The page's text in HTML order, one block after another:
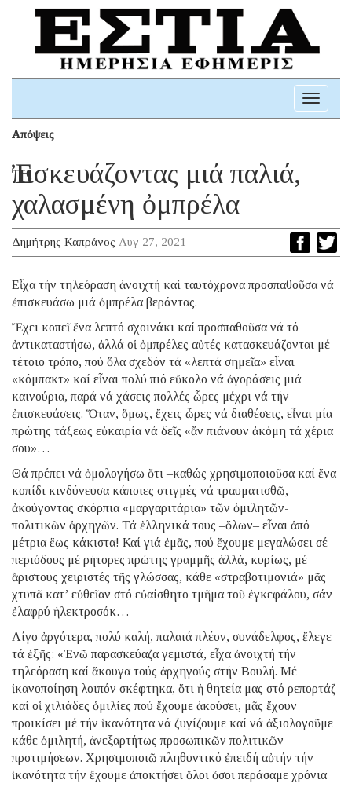
Toggle
Απόψεις
Ἐπισκευάζοντας μιά παλιά,
χαλασμένη ὀμπρέλα
Δημήτρης Καπράνος Αυγ 27, 2021
Εἶχα τήν τηλεόραση ἀνοιχτή καί ταυτόχρονα προσπαθοῦσα νά
ἐπισκευάσω μιά ὀμπρέλα βεράντας.
Ἔχει κοπεῖ ἕνα λεπτό σχοινάκι καί προσπαθοῦσα νά τό
ἀντικαταστήσω, ἀλλά οἱ ὀμπρέλες αὐτές κατασκευάζονται μέ
τέτοιο τρόπο, πού ὅλα σχεδόν τά «λεπτά σημεῖα» εἶναι
«κόμπακτ» καί εἶναι πολύ πιό εὔκολο νά ἀγοράσεις μιά
καινούρια, παρά νά χάσεις πολλές ὧρες μέχρι νά τήν
ἐπισκευάσεις. Ὅταν, ὅμως, ἔχεις ὧρες νά διαθέσεις, εἶναι μία
πρώτης τάξεως εὐκαιρία νά δεῖς «ἄν πιάνουν ἀκόμη τά χέρια
σου»…
Θά πρέπει νά ὁμολογήσω ὅτι –καθώς χρησιμοποιοῦσα καί ἕνα
κοπίδι κινδύνευσα κάποιες στιγμές νά τραυματισθῶ,
ἀκούγοντας σκόρπια «μαργαριτάρια» τῶν ὁμιλητῶν-
πολιτικῶν ἀρχηγῶν. Τά ἑλληνικά τους –ὅλων– εἶναι ἀπό
μέτρια ἕως κάκιστα! Καί γιά ἐμᾶς, πού ἔχουμε μεγαλώσει σέ
περιόδους μέ ρήτορες πρώτης γραμμῆς ἀλλά, κυρίως, μέ
ἄριστους χειριστές τῆς γλώσσας, κάθε «στραβοτιμονιά» μᾶς
χτυπᾶ κατ’ εὐθεῖαν στό εὐαίσθητο τμῆμα τοῦ ἐγκεφάλου, σάν
ἐλαφρύ ἠλεκτροσόκ…
Λίγο ἀργότερα, πολύ καλή, παλαιά πλέον, συνάδελφος, ἔλεγε
τά ἑξῆς: «Ἐνῶ παρασκεύαζα γεμιστά, εἶχα ἀνοιχτή τήν
τηλεόραση καί ἄκουγα τούς ἀρχηγούς στήν Βουλή. Μέ
ἱκανοποίηση λοιπόν σκέφτηκα, ὅτι ἡ θητεία μας στό ρεπορτάζ
καί οἱ χιλιάδες ὁμιλίες πού ἔχουμε ἀκούσει, μᾶς ἔχουν
προικίσει μέ τήν ἱκανότητα νά ζυγίζουμε καί νά ἀξιολογοῦμε
κάθε ὁμιλητή, ἀνεξαρτήτως προσωπικῶν πολιτικῶν
προτιμήσεων. Χρησιμοποιῶ πληθυντικό ἐπειδή αὐτήν τήν
ἱκανότητα τήν ἔχουμε ἀποκτήσει ὅλοι ὅσοι περάσαμε χρόνια